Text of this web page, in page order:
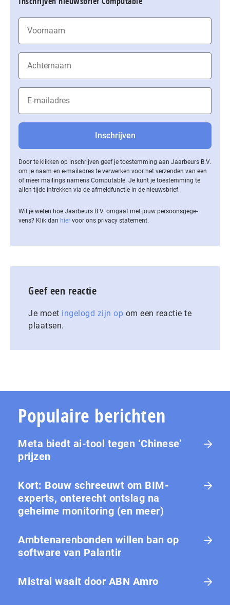
Door te klikken op inschrijven geef je toestemming aan Jaarbeurs B.V.
om je naam en e-mailadres te verwerken voor het verzenden van een
of meer mailings namens Computable. Je kunt je toestemming te
allen tijde intrekken via de af­meld­func­tie in de nieuwsbrief.
Wil je weten hoe Jaarbeurs B.V. omgaat met jouw per­soons­ge­ge­
vens? Klik dan hier voor ons privacy statement.
Geef een reactie
Je moet ingelogd zijn op om een reactie te
plaatsen.
Populaire berichten
Meta biedt ai-tool tegen ‘Chinese’
prijzen
Kort: Bouw schreeuwt om BIM-
experts, onterecht ontslag na
geheime monitoring (en meer)
Ambtenarenbonden willen ban op
software van Palantir
Mistral waait door ABN Amro